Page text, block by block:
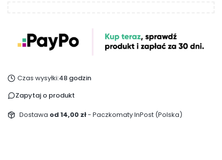
Czas wysyłki:48 godzin
Zapytaj o produkt
Dostawa od 14,00 zł- Paczkomaty InPost (Polska)